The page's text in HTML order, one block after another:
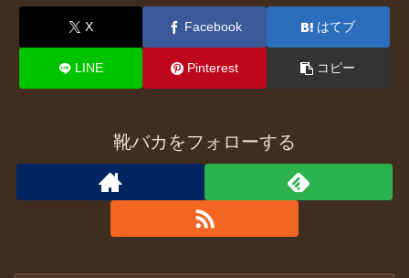
X Facebook はてブ
LINE Pinterest コピー
靴バカをフォローする